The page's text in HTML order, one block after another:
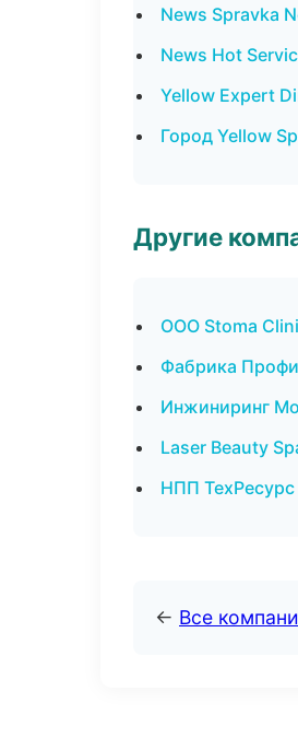
News Spravka
News Hot
Yellow Expert
Город Yellow
Другие
ООО Stoma
Фабрика
Инжиниринг
Laser Beauty
НПП
← Все